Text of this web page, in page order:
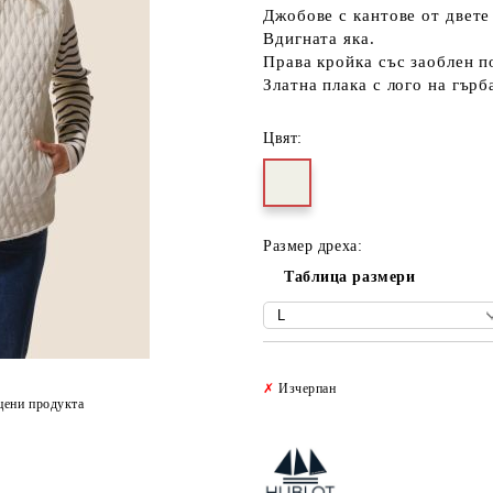
Джобове с кантове от
Вдигната яка.
Права кройка със заоблен
Златна плака с лого на
Цвят:
Размер дреха:
Таблица размери
✗ Изчерпан
продукта